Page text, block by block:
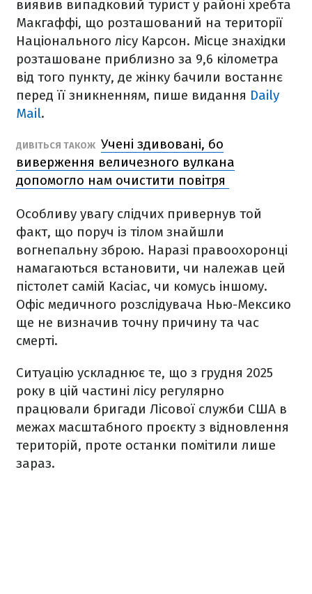
виявив випадковий турист у районі хребта
Макгаффі, що розташований на території
Національного лісу Карсон. Місце знахідки
розташоване приблизно за 9,6 кілометра
від того пункту, де жінку бачили востаннє
перед її зникненням, пише видання Daily
Mail.
ДИВІТЬСЯ ТАКОЖ Учені здивовані, бо
виверження величезного вулкана
допомогло нам очистити повітря
Особливу увагу слідчих привернув той
факт, що поруч із тілом знайшли
вогнепальну зброю. Наразі правоохоронці
намагаються встановити, чи належав цей
пістолет самій Касіас, чи комусь іншому.
Офіс медичного розслідувача Нью-Мексико
ще не визначив точну причину та час
смерті.
Ситуацію ускладнює те, що з грудня 2025
року в цій частині лісу регулярно
працювали бригади Лісової служби США в
межах масштабного проєкту з відновлення
територій, проте останки помітили лише
зараз.